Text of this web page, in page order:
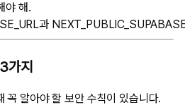
야 해.
가지
꼭 알아야 할 보안 수칙이 있습니다.